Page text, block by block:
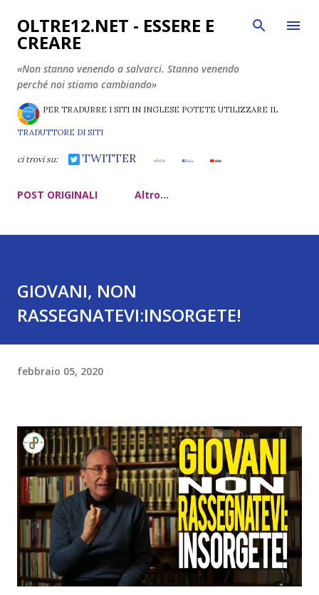
Passa ai contenuti principali
OLTRE12.NET - ESSERE E
CREARE
«Non stanno venendo a salvarci. Stanno venendo
perché noi stiamo cambiando»
PER TRADURRE I SITI IN INGLESE POTETE UTILIZZARE IL
TRADUTTORE DI SITI
ci trovi su: TWITTER
POST ORIGINALI Altro…
GIOVANI, NON
RASSEGNATEVI:INSORGETE!
febbraio 05, 2020